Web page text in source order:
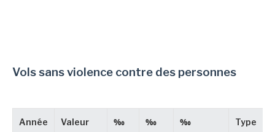
Vols sans violence contre des personnes
Année Valeur ‰
‰
‰
Type